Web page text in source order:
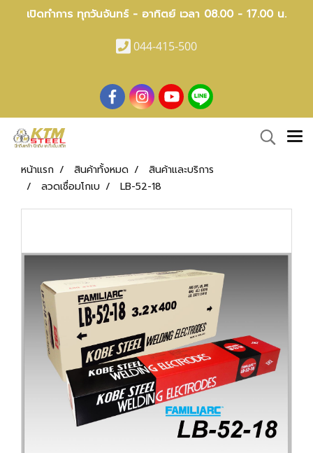
เปิดทำการ ทุกวันจันทร์ - อาทิตย์ เวลา 08.00 - 17.00 น.
044-415-500
หน้าแรก สินค้าทั้งหมด
สินค้าและบริการ
ลวดเชื่อมโกเบ
LB-52-18